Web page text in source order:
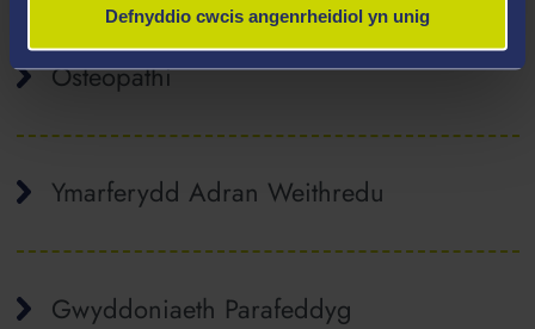
Defnyddio cwcis angenrheidiol yn unig
Osteopathi
Ymarferydd Adran Weithredu
Gwyddoniaeth Parafeddyg